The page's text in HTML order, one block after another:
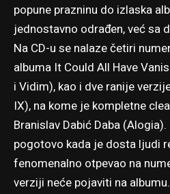
popune prazninu do izlaska
jednostavno odrađen, već sa
Na CD-u se nalaze četiri
albuma It Could All Have
i Vidim), kao i dve ranije
IX), na kome je kompletne
Branislav Dabić Daba
pogotovo kada je dosta ljudi
fenomenalno otpevao na
verziji neće pojaviti na